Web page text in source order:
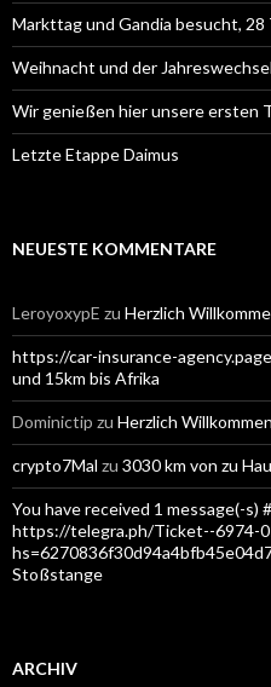
Markttag und Gandia besucht, 28
Weihnacht und der Jahreswechsel
Wir genießen hier unsere ersten
Letzte Etappe Daimus
NEUESTE KOMMENTARE
LeroyoxypE zu Herzlich
https://car-insurance-
und 15km bis Afrika
Dominictip zu Herzlich Willkommen
crypto7Mal zu 3030 km von zu
You have received 1 message(-s)
https://telegra.ph/Ticket--6974-
Stoßstange
ARCHIV